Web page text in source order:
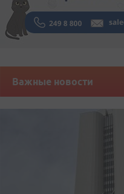
Важные новости